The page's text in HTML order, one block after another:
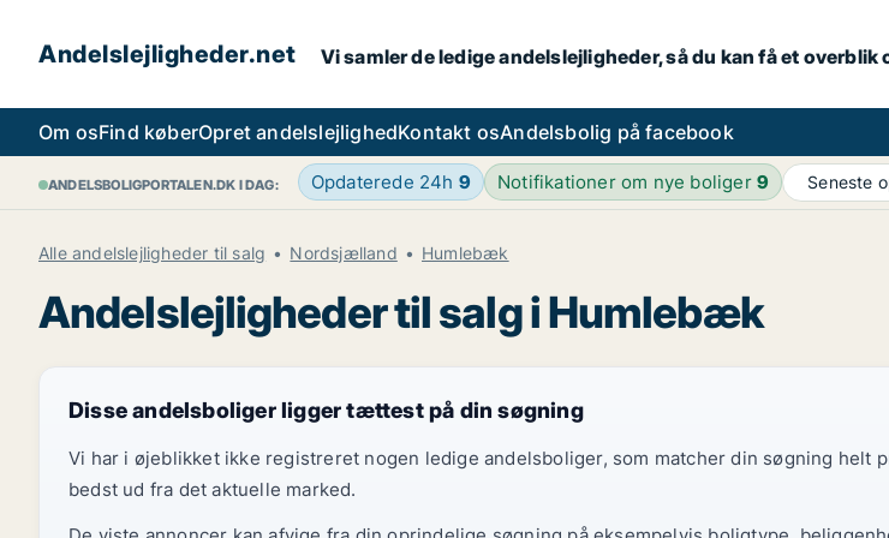
Andelslejligheder.net Vi samler de ledige andelslejligheder, så du kan få et overblik
Om osFind køberOpret andelslejlighedKontakt osAndelsbolig på facebook
ANDELSBOLIGPORTALEN.DK I DAG: Opdaterede 24h 9 Notifikationer om nye boliger9 Seneste
Alle andelslejligheder til salg Nordsjælland Humlebæk
Andelslejligheder til salg i Humlebæk
Disse andelsboliger ligger tættest på din søgning
Vi har i øjeblikket ikke registreret nogen ledige andelsboliger, som matcher din søgning
bedst ud fra det aktuelle marked.